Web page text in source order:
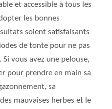
et accessible à tous les
les bonnes
soient satisfaisants
de tonte pour ne pas
vous avez une pelouse,
pour prendre en main sa
sa
mauvaises herbes et le